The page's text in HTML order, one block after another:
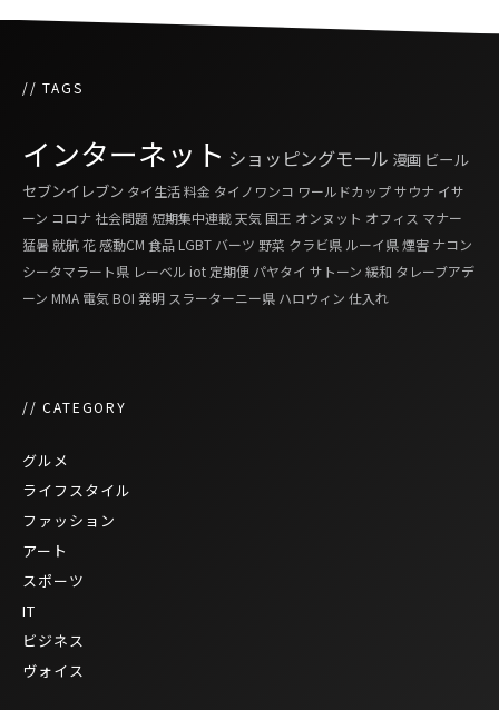
// TAGS
インターネット ショッピングモール 漫画 ビール
セブンイレブン タイ生活料金 タイノワンコ ワールドカップサウナ イサ
ーン コロナ 社会問題 短期集中連載天気 国王 オンヌット オフィス マナー
猛暑就航花感動CM 食品LGBT バーツ 野菜 クラビ県 ルーイ県煙害 ナコン
シータマラート県 レーベル iot 定期便 パヤタイ サトーン 緩和 タレーブアデ
ーン MMA 電気 BOI 発明 スラーターニー県 ハロウィン 仕入れ
// CATEGORY
グルメ
ライフスタイル
ファッション
アート
スポーツ
IT
ビジネス
ヴォイス